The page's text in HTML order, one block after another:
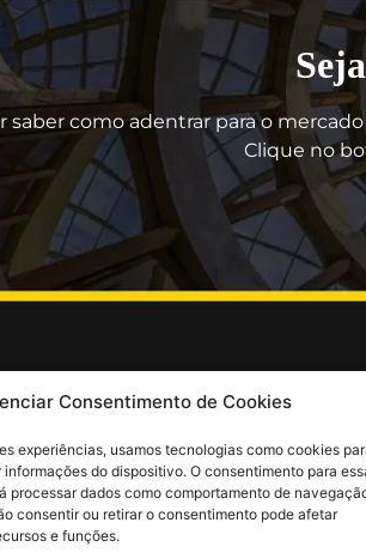
Consentimento de Cookies
experiências, usamos tecnologias como cookies
do dispositivo. O consentimento para
processar dados como comportamento de
consentir ou retirar o consentimento pode afetar
e funções.
saber como adentrar para o
Clique no
(GRÁTIS)
CULT!
CULT
Revista
Agenda
Link do